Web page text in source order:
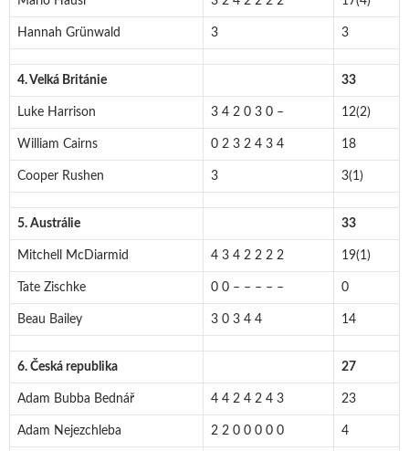
Hannah Grünwald 3 3
4. Velká Británie 33
Luke Harrison 3 4 2 0 3 0 – 12(2)
William Cairns 0 2 3 2 4 3 4 18
Cooper Rushen 3 3(1)
5. Austrálie 33
Mitchell McDiarmid 4 3 4 2 2 2 2 19(1)
Tate Zischke 0 0 – – – – – 0
Beau Bailey 3 0 3 4 4 14
6. Česká republika 27
Adam Bubba Bednář 4 4 2 4 2 4 3 23
Adam Nejezchleba 2 2 0 0 0 0 0 4